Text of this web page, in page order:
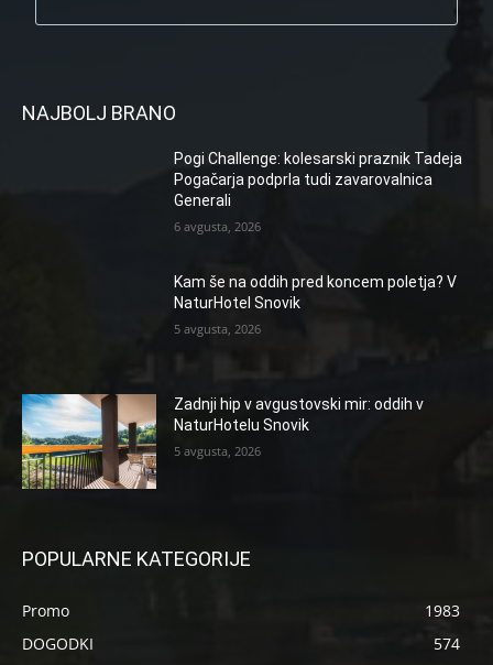
NAJBOLJ BRANO
Pogi Challenge: kolesarski praznik Tadeja
Pogačarja podprla tudi zavarovalnica
Generali
6 avgusta, 2026
Kam še na oddih pred koncem poletja? V
NaturHotel Snovik
5 avgusta, 2026
Zadnji hip v avgustovski mir: oddih v
NaturHotelu Snovik
5 avgusta, 2026
POPULARNE KATEGORIJE
Promo
1983
DOGODKI
574